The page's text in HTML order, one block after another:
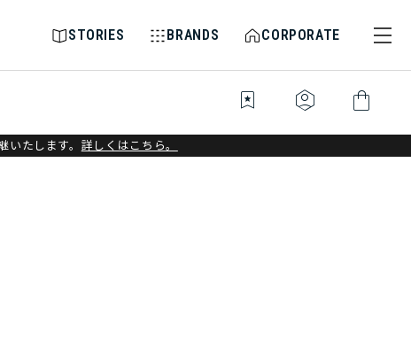
STORIES BRANDS CORPORATE
bookmark_star identity_platform shopping_bag
たします。 詳しくはこちら。